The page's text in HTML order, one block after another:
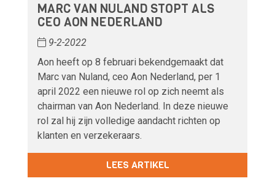
MARC VAN NULAND STOPT ALS
CEO AON NEDERLAND
9-2-2022
Aon heeft op 8 februari bekendgemaakt dat
Marc van Nuland, ceo Aon Nederland, per 1
april 2022 een nieuwe rol op zich neemt als
chairman van Aon Nederland. In deze nieuwe
rol zal hij zijn volledige aandacht richten op
klanten en verzekeraars.
LEES ARTIKEL